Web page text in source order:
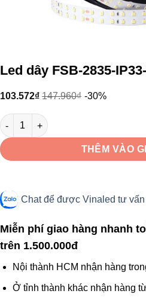
Led dây FSB-2835-
103.572₫ 147.960₫ -30%
Led dây FSB-2835-IP33-L80
THÊM VÀO
Chat để được Vinaled tư vấn
Miễn phí giao hàng nhanh
trên 1.500.000đ
Nội thành HCM nhận hàng
Ở tỉnh thành khác nhận hàng